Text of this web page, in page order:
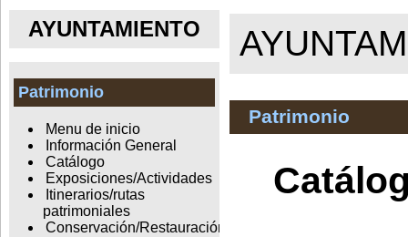
AYUNTAMIENTO
Patrimonio
Menu de inicio
Información General
Catálogo
Exposiciones/Actividades
Itinerarios/rutas
patrimoniales
Conservación/Restauración
Patrimonio